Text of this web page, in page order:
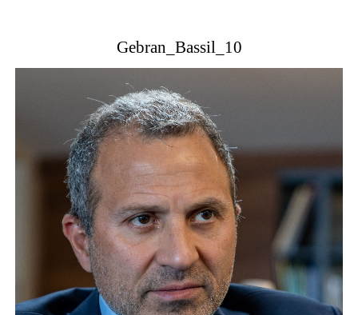
Gebran_Bassil_10